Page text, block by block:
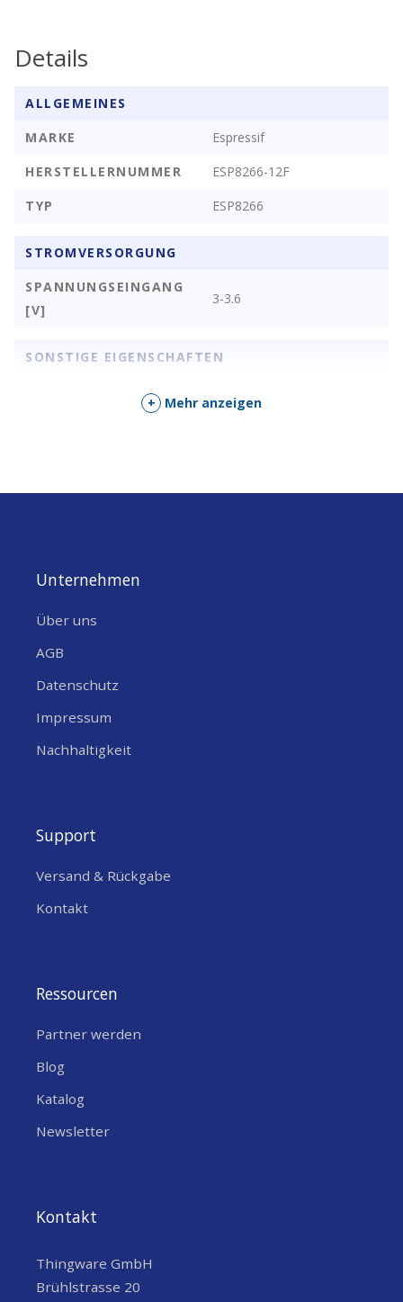
Details
ALLGEMEINES
MARKE
Espressif
HERSTELLERNUMMER
ESP8266-12F
TYP
ESP8266
STROMVERSORGUNG
SPANNUNGSEINGANG
[V]
3-3.6
SONSTIGE EIGENSCHAFTEN
WLAN 802.11 b/g/n
+ Mehr anzeigen
Unternehmen
Über uns
AGB
Datenschutz
Impressum
Nachhaltigkeit
Support
Versand & Rückgabe
Kontakt
Ressourcen
Partner werden
Blog
Katalog
Newsletter
Kontakt
Thingware GmbH
Brühlstrasse 20